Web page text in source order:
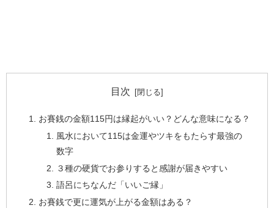
目次
お賽銭の金額115円は縁起がいい？どんな意味になる？
風水において115は金運やツキをもたらす最強の
数字
３種の硬貨でお参りすると感謝が届きやすい
語呂にちなんだ「いいご縁」
お賽銭で更に運気が上がる金額はある？